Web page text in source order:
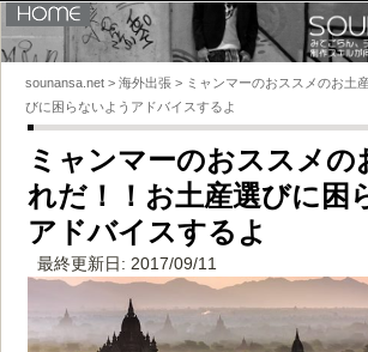
HOME
sounansa.net
sounansa.net > 海外出張 > ミャンマーのおススメのお土
びに困らないようアドバイスするよ
ミャンマーのおススメの
れだ！！お土産選びに困
アドバイスするよ
最終更新日: 2017/09/11